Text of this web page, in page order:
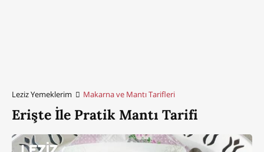
Leziz Yemeklerim Makarna ve Mantı Tarifleri
Erişte İle Pratik Mantı Tarifi